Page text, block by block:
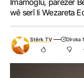
Îmamoglû, parêzer
wê serî li Wezareta
Stêrk TV
Dîroka